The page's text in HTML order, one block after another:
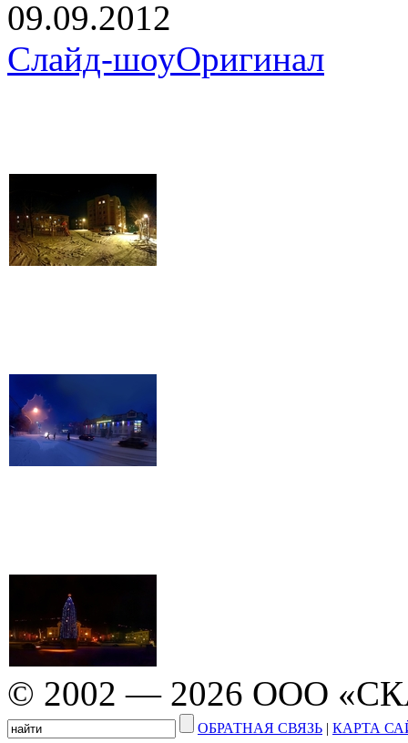
09.09.2012
Слайд-шоуОригинал
© 2002 — 2026 ООО
ОБРАТНАЯ СВЯЗЬ | КАРТА